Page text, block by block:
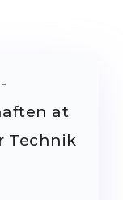
at
Technik